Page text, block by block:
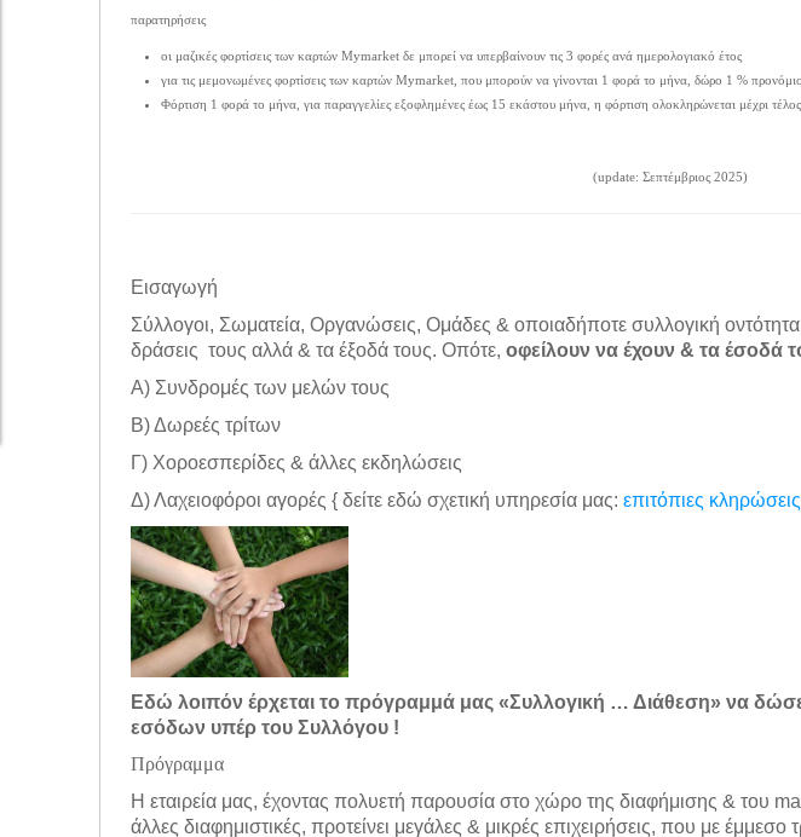
παρατηρήσεις
οι μαζικές φορτίσεις των καρτών Mymarket δε μπορεί να υπερβαίνουν τις 3 φορές ανά ημερολογιακό έτος
για τις μεμονωμένες φορτίσεις των καρτών Mymarket, που μπορούν να γίνονται 1 φορά το μήνα, δώρο 1 %
Φόρτιση 1 φορά το μήνα, για παραγγελίες εξοφλημένες έως 15 εκάστου μήνα, η φόρτιση ολοκληρώνεται μέχρι
(update: Σεπτέμβριος 2025)
Εισαγωγή
Σύλλογοι, Σωματεία, Οργανώσεις, Ομάδες & οποιαδήποτε συλλογική
δράσεις τους αλλά & τα έξοδά τους. Οπότε, οφείλουν να έχουν & τα έσοδά
Α) Συνδρομές των μελών τους
Β) Δωρεές τρίτων
Γ) Χοροεσπερίδες & άλλες εκδηλώσεις
Δ) Λαχειοφόροι αγορές { δείτε εδώ σχετική υπηρεσία μας: επιτόπιες
Εδώ λοιπόν έρχεται το πρόγραμμά μας «Συλλογική … Διάθεση» να
εσόδων υπέρ του Συλλόγου !
Πρόγραμμα
Η εταιρεία μας, έχοντας πολυετή παρουσία στο χώρο της διαφήμισης & του
άλλες διαφημιστικές, προτείνει μεγάλες & μικρές επιχειρήσεις, που με